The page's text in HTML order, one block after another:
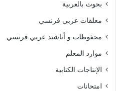
بحوث بالعربية
معلقات عربي فرنسي
محفوظات و أناشيد عربي فرنسي
موارد المعلم
الإنتاجات الكتابية
امتحانات